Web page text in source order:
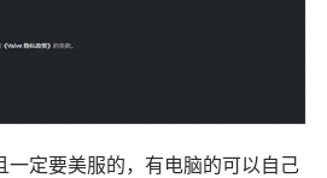
一定要美服的，有电脑的可以自己